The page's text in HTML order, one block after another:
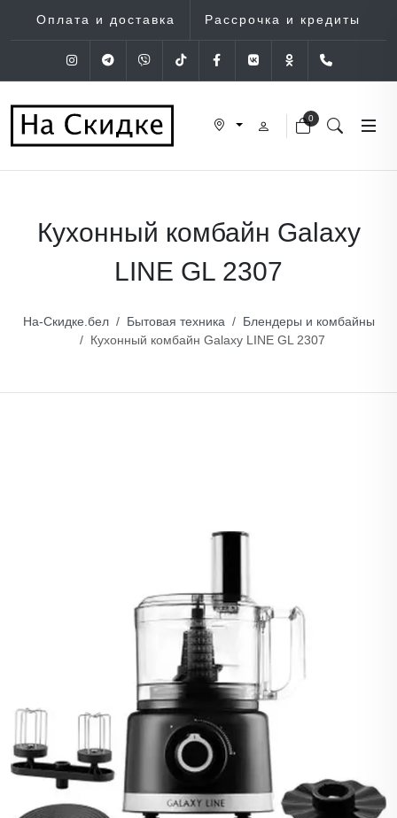
Оплата и доставка Рассрочка и кредиты
InstagramTelegram
Viber Tik-Tok Facebook
VK OK
0
Кухонный комбайн Galaxy
LINE GL 2307
На-Скидке.бел Бытовая техника
Блендеры и комбайны
Кухонный комбайн Galaxy LINE GL 2307